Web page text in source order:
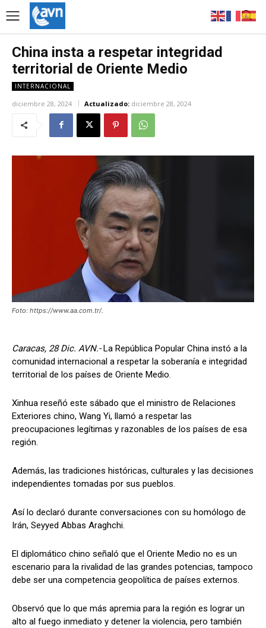
China insta a respetar integridad
territorial de Oriente Medio
INTERNACIONAL
diciembre 28, 2024 Actualizado: diciembre 28, 2024
Foto: https://www.aa.com.tr/.
Caracas, 28 Dic. AVN.-La República Popular China instó a la
comunidad internacional a respetar la soberanía e integridad
territorial de los países de Oriente Medio.
Xinhua reseñó este sábado que el ministro de Relaciones
Exteriores chino, Wang Yi, llamó a respetar las
preocupaciones legítimas y razonables de los países de esa
región.
Además, las tradiciones históricas, culturales y las decisiones
independientes tomadas por sus pueblos.
Así lo declaró durante conversaciones con su homólogo de
Irán, Seyyed Abbas Araghchi.
El diplomático chino señaló que el Oriente Medio no es un
escenario para la rivalidad de las grandes potencias, tampoco
debe ser una competencia geopolítica de países externos.
Observó que lo que más apremia para la región es lograr un
alto al fuego inmediato y detener la violencia, pero también